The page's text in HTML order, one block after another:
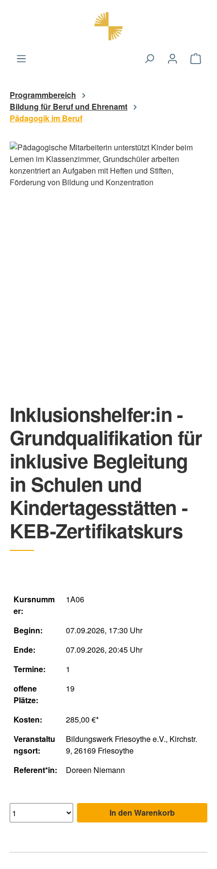
Programmbereich
Bildung für Beruf und Ehrenamt
Pädagogik im Beruf
Inklusionshelfer:in -
Grundqualifikation für
inklusive Begleitung
in Schulen und
Kindertagesstätten -
KEB-Zertifikatskurs
Kursnumm
er:
1A06
Beginn:
07.09.2026, 17:30 Uhr
Ende:
07.09.2026, 20:45 Uhr
Termine:
1
offene
Plätze:
19
Kosten:
285,00 €*
Veranstaltu
ngsort:
Bildungswerk Friesoythe e.V., Kirchstr.
9, 26169 Friesoythe
Referent*in:
Doreen Niemann
In den Warenkorb